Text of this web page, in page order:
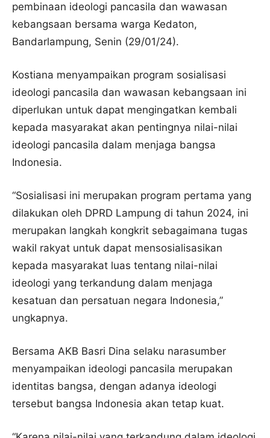
pembinaan ideologi pancasila dan wawasan
kebangsaan bersama warga Kedaton,
Bandarlampung, Senin (29/01/24).
Kostiana menyampaikan program sosialisasi
ideologi pancasila dan wawasan kebangsaan ini
diperlukan untuk dapat mengingatkan kembali
kepada masyarakat akan pentingnya nilai-nilai
ideologi pancasila dalam menjaga bangsa
Indonesia.
“Sosialisasi ini merupakan program pertama yang
dilakukan oleh DPRD Lampung di tahun 2024, ini
merupakan langkah kongkrit sebagaimana tugas
wakil rakyat untuk dapat mensosialisasikan
kepada masyarakat luas tentang nilai-nilai
ideologi yang terkandung dalam menjaga
kesatuan dan persatuan negara Indonesia,”
ungkapnya.
Bersama AKB Basri Dina selaku narasumber
menyampaikan ideologi pancasila merupakan
identitas bangsa, dengan adanya ideologi
tersebut bangsa Indonesia akan tetap kuat.